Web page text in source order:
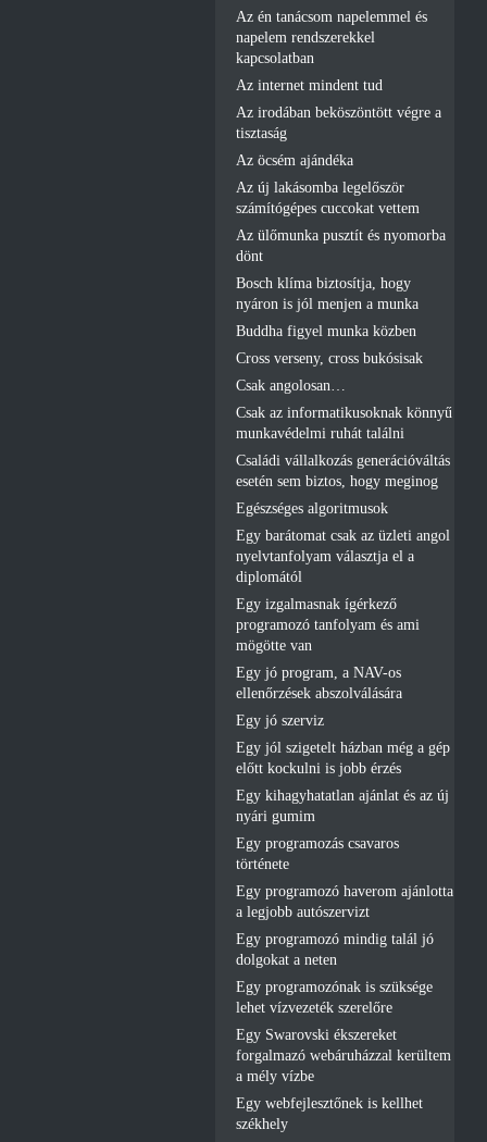
Az én tanácsom napelemmel és
napelem rendszerekkel
kapcsolatban
Az internet mindent tud
Az irodában beköszöntött végre a
tisztaság
Az öcsém ajándéka
Az új lakásomba legelőször
számítógépes cuccokat vettem
Az ülőmunka pusztít és nyomorba
dönt
Bosch klíma biztosítja, hogy
nyáron is jól menjen a munka
Buddha figyel munka közben
Cross verseny, cross bukósisak
Csak angolosan…
Csak az informatikusoknak könnyű
munkavédelmi ruhát találni
Családi vállalkozás generációváltás
esetén sem biztos, hogy meginog
Egészséges algoritmusok
Egy barátomat csak az üzleti angol
nyelvtanfolyam választja el a
diplomától
Egy izgalmasnak ígérkező
programozó tanfolyam és ami
mögötte van
Egy jó program, a NAV-os
ellenőrzések abszolválására
Egy jó szerviz
Egy jól szigetelt házban még a gép
előtt kockulni is jobb érzés
Egy kihagyhatatlan ajánlat és az új
nyári gumim
Egy programozás csavaros
története
Egy programozó haverom ajánlotta
a legjobb autószervizt
Egy programozó mindig talál jó
dolgokat a neten
Egy programozónak is szüksége
lehet vízvezeték szerelőre
Egy Swarovski ékszereket
forgalmazó webáruházzal kerültem
a mély vízbe
Egy webfejlesztőnek is kellhet
székhely